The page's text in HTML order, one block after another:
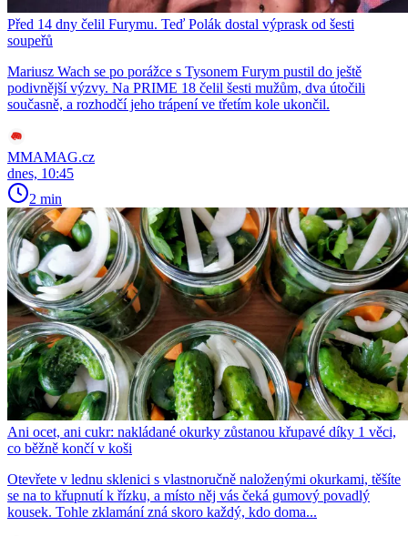
Před 14 dny čelil Furymu. Teď Polák dostal výprask od šesti
soupeřů
Mariusz Wach se po porážce s Tysonem Furym pustil do ještě
podivnější výzvy. Na PRIME 18 čelil šesti mužům, dva útočili
současně, a rozhodčí jeho trápení ve třetím kole ukončil.
MMAMAG.cz
dnes, 10:45
2 min
Ani ocet, ani cukr: nakládané okurky zůstanou křupavé díky 1 věci,
co běžně končí v koši
Otevřete v lednu sklenici s vlastnoručně naloženými okurkami, těšíte
se na to křupnutí k řízku, a místo něj vás čeká gumový povadlý
kousek. Tohle zklamání zná skoro každý, kdo doma...